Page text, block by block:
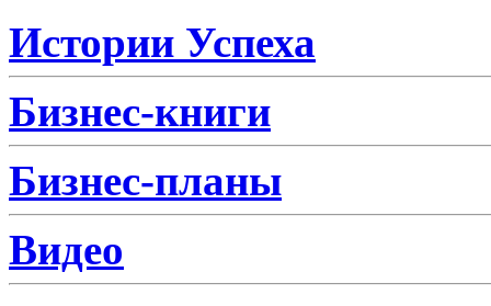
Истории Успеха
Бизнес-книги
Бизнес-планы
Видео